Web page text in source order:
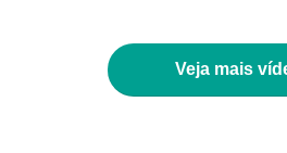
Veja mais